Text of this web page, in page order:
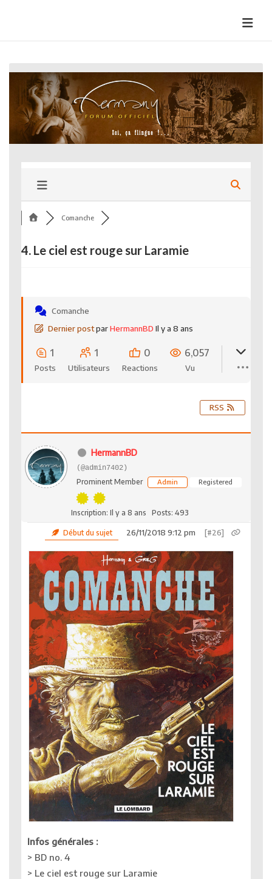
Comanche
4. Le ciel est rouge sur Laramie
Comanche
Dernier postparHermannBD Il y a 8 ans
1
Posts
1
Utilisateurs
0
Reactions
6,057
Vu
RSS
HermannBD
(@admin7402)
Prominent Member Admin Registered
Inscription: Il y a 8 ans Posts: 493
Début du sujet 26/11/2018 9:12 pm [#26]
Infos générales :
> BD no. 4
> Le ciel est rouge sur Laramie